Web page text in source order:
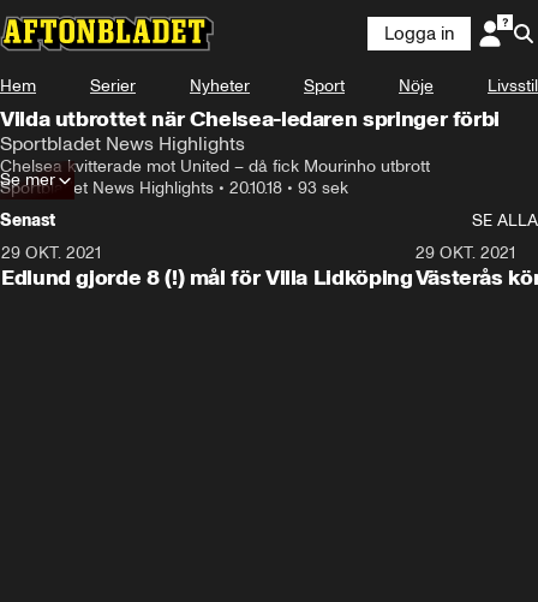
Logga in
Hem Serier Nyheter Sport Nöje Livsstil
Vilda utbrottet när Chelsea-ledaren springer förbi
Sportbladet News Highlights
Chelsea kvitterade mot United – då fick Mourinho utbrott
Sportbladet News Highlights • 20.10.18 • 93 sek
Se mer
Senast
SE ALLA
29 OKT. 2021
Edlund gjorde 8 (!) mål för Villa Lidköping
29 OKT. 2021
Västerås